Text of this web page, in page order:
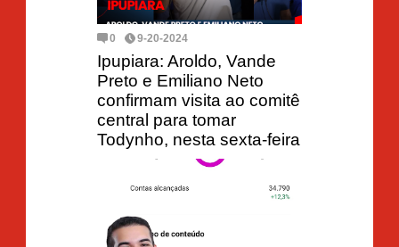
0 9-20-2024
Ipupiara: Aroldo, Vande
Preto e Emiliano Neto
confirmam visita ao comitê
central para tomar
Todynho, nesta sexta-feira